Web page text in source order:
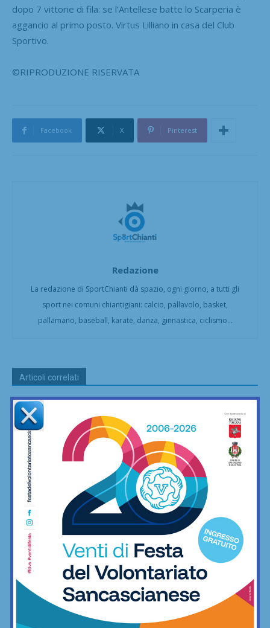
dopo 7 vittorie di fila: se l’Antellese batte lo Scarperia è
aggancio al primo posto. Virtus Lilliano in casa del Club
Sportivo.
©RIPRODUZIONE RISERVATA
Facebook X Pinterest
Redazione
La redazione di SportChianti dà spazio, ogni giorno, a tutti gli
sport nei comuni chiantigiani: calcio, pallavolo, basket,
pallamano, baseball, karate, danza, ginnastica, ciclismo...
Articoli correlati
Nuoto
ragazzi anche a settembre
Calcio
Coppa Italia di Serie D, il Grassina
comincia il 23 agosto contro la
Lucchese
Calcio
Serie D, ecco i gironi 2026/27. Grassina
e San Donato Tavarnelle con tre
emiliane, una laziale e una umbra
Il Grassina vola in Serie D. E arrivano
subito i complimenti dell’Antella: “Un